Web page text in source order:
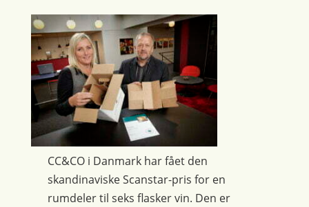
CC&CO i Danmark har fået den
skandinaviske Scanstar-pris for en
rumdeler til seks flasker vin. Den er